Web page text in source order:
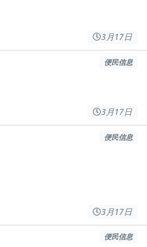
3月17日
便民信息
3月17日
便民信息
3月17日
便民信息